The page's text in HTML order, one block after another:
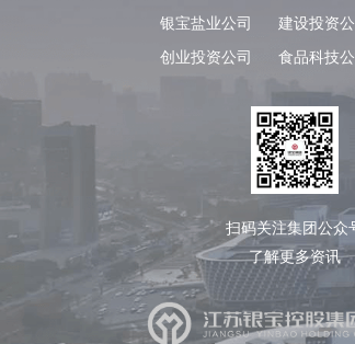
重
动
履
银宝盐业公司
创业投资公司
建设投资
食品科技
扫码关注集团公众
了解更多资讯